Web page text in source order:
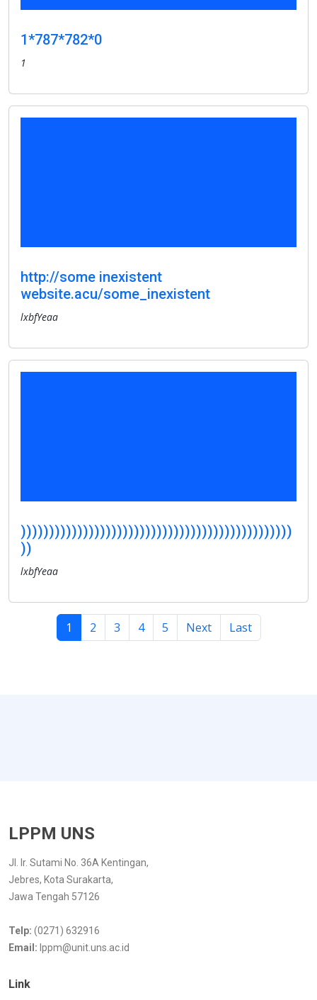
1*787*782*0
1
http://some inexistent
website.acu/some_inexistent
lxbfYeaa
))))))))))))))))))))))))))))))))))))))))))))))))
))
lxbfYeaa
1 2 3 4 5 Next Last
LPPM UNS
Jl. Ir. Sutami No. 36A Kentingan,
Jebres, Kota Surakarta,
Jawa Tengah 57126
Telp: (0271) 632916
Email: lppm@unit.uns.ac.id
Link